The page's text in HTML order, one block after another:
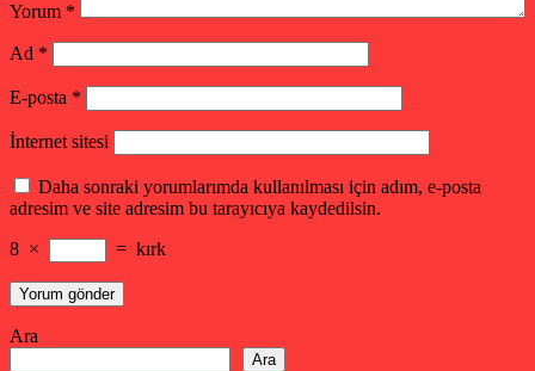
Yorum *
Ad *
E-posta *
İnternet sitesi
Daha sonraki yorumlarımda kullanılması için adım, e-posta
adresim ve site adresim bu tarayıcıya kaydedilsin.
8 × = kırk
Ara
Ara